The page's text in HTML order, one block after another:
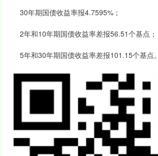
30年期国债收益率报4.7595%；
2年和10年期国债收益率差报56.51个基点；
5年和30年期国债收益率差报101.15个基点。